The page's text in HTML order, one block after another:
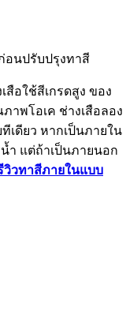
บปรุงทาสี
อใช้สีเกรดสูง ของ
าพโอเค ช่างเสือลอง
เดียว หากเป็นภายใน
ำ แต่ถ้าเป็นภายนอก
วิวทาสีภายในแบบ